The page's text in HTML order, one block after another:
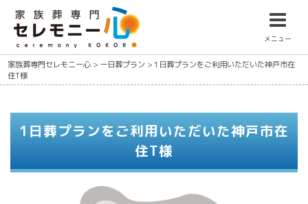
メニュー
家族葬専門セレモニー心 > 一日葬プラン > 1日葬プランをご利用いただいた神戸市在
住T様
1日葬プランをご利用いただいた神戸市在
住T様